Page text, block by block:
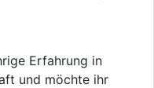
Erfahrung in
und möchte ihr